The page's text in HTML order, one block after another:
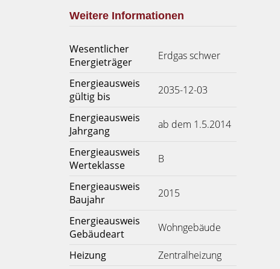
Weitere Informationen
Wesentlicher
Energieträger
Erdgas schwer
Energieausweis
gültig bis
2035-12-03
Energieausweis
Jahrgang
ab dem 1.5.2014
Energieausweis
Werteklasse
B
Energieausweis
Baujahr
2015
Energieausweis
Gebäudeart
Wohngebäude
Heizung
Zentralheizung